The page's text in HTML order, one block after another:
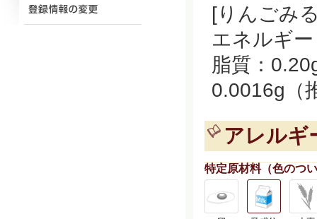
[りんごみ
エネルギ
脂質：
0.0016g（
アレルギ
特定原材料（色のつ